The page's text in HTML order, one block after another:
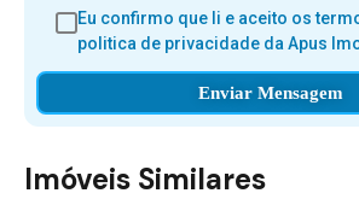
Eu confirmo que li e aceito os
politica de privacidade da Apus
Imóveis Similares